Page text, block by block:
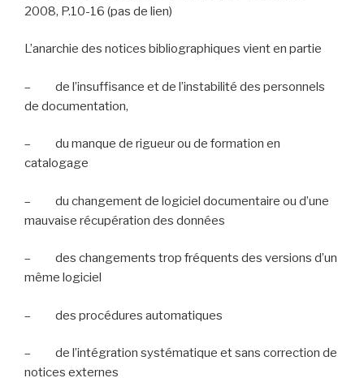
2008, P.10-16 (pas de lien)
L’anarchie des notices bibliographiques vient en partie
–
de l’insuffisance et de l’instabilité des personnels
de documentation,
–
du manque de rigueur ou de formation en
catalogage
–
du changement de logiciel documentaire ou d’une
mauvaise récupération des données
–
des changements trop fréquents des versions d’un
même logiciel
– des procédures automatiques
–
de l’intégration systématique et sans correction de
notices externes